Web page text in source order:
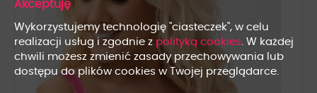
Wykorzystujemy technologię "ciasteczek", w celu
realizacji usług i zgodnie z polityką cookies. W każdej
chwili możesz zmienić zasady przechowywania lub
dostępu do plików cookies w Twojej przeglądarce.